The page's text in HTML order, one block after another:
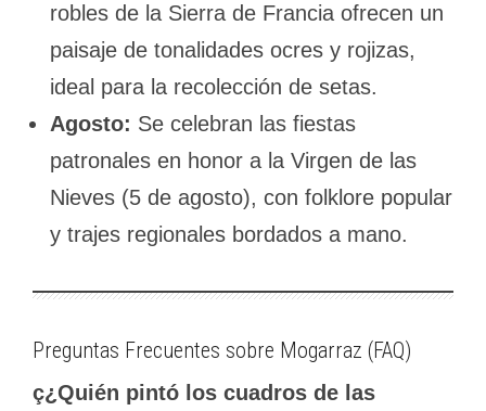
robles de la Sierra de Francia ofrecen un
paisaje de tonalidades ocres y rojizas,
ideal para la recolección de setas.
Agosto: Se celebran las fiestas
patronales en honor a la Virgen de las
Nieves (5 de agosto), con folklore popular
y trajes regionales bordados a mano.
Preguntas Frecuentes sobre Mogarraz (FAQ)
ç¿Quién pintó los cuadros de las